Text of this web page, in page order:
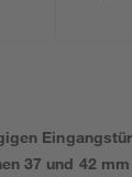
37 und 42 mm